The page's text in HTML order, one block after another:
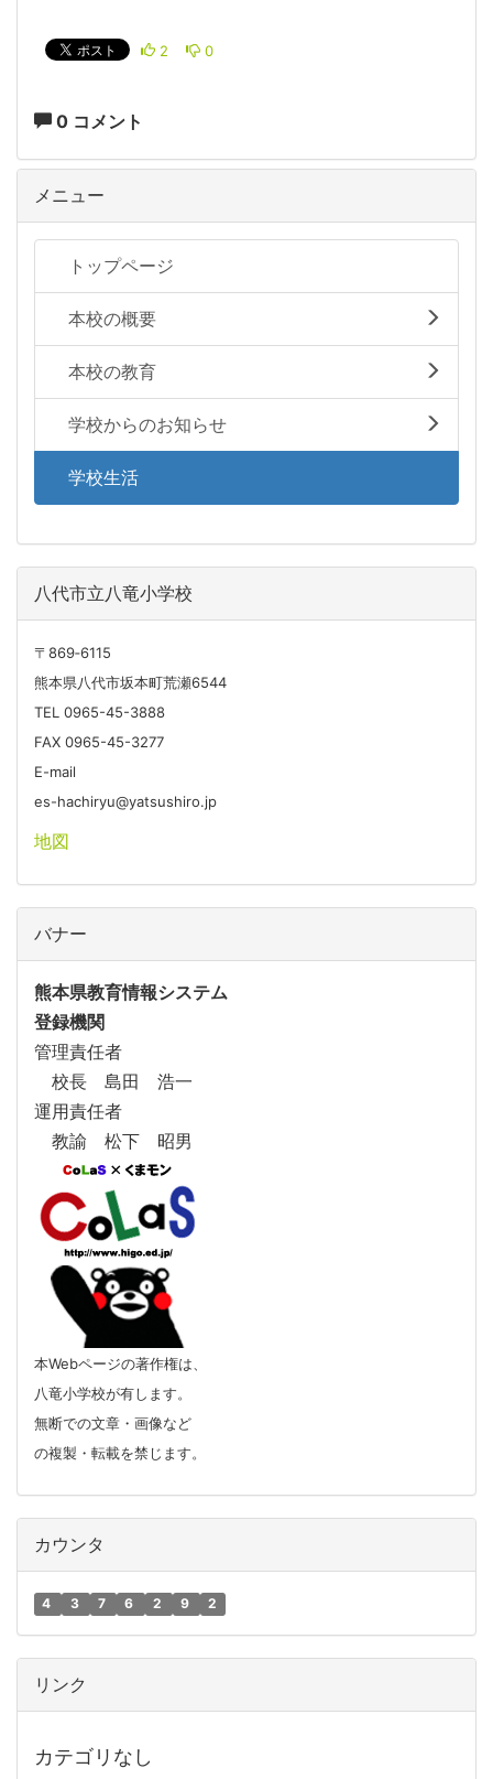
2 0
0 コメント
メニュー
トップページ
本校の概要
本校の教育
学校からのお知らせ
学校生活
八代市立八竜小学校
〒869‐6115
熊本県八代市坂本町荒瀬6544
TEL 0965-45-3888
FAX 0965-45-3277
E-mail
es-hachiryu@yatsushiro.jp
地図
バナー
熊本県教育情報システム
登録機関
管理責任者
校長 島田 浩一
運用責任者
教諭 松下 昭男
本Webページの著作権は、
八竜小学校が有します。
無断での文章・画像など
の複製・転載を禁じます。
カウンタ
4 3 7 6 2 9 2
リンク
カテゴリなし